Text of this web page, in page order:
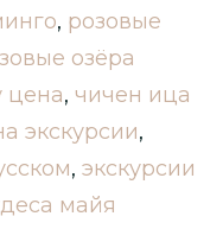
, розовые
озёра
цена, чичен ица
экскурсии,
, экскурсии
майя